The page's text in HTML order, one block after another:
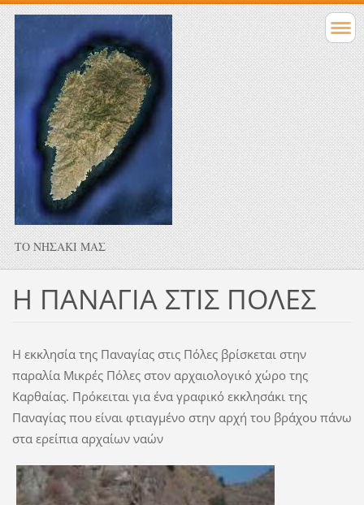
ΤΟ ΝΗΣΑΚΙ ΜΑΣ
Η ΠΑΝΑΓΙΑ ΣΤΙΣ ΠΟΛΕΣ
Η εκκλησία της Παναγίας στις Πόλες βρίσκεται στην
παραλία Μικρές Πόλες στον αρχαιολογικό χώρο της
Καρθαίας. Πρόκειται για ένα γραφικό εκκλησάκι της
Παναγίας που είναι φτιαγμένο στην αρχή του βράχου πάνω
στα ερείπια αρχαίων ναών